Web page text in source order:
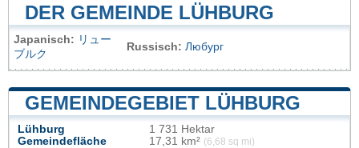
DER GEMEINDE LÜHBURG
Japanisch: リュー
ブルク
Russisch: Любург
GEMEINDEGEBIET LÜHBURG
Lühburg
Gemeindefläche
1 731 Hektar
17,31 km² (6,68 sq mi)